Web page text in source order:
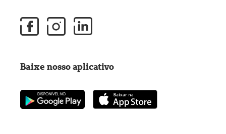
Baixe nosso aplicativo